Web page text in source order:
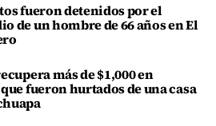
fueron detenidos por el
de un hombre de 66 años en El
más de $1,000 en
fueron hurtados de una casa